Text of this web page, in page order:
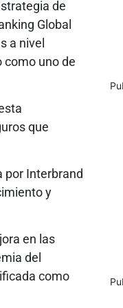
de
Global
a nivel
como uno de
que
por Interbrand
y
en las
del
como